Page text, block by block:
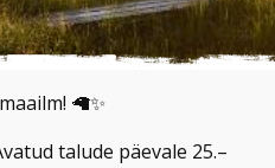
🦙✨
talude päevale 25.–